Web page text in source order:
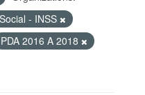
- INSS
PDA 2016 A 2018